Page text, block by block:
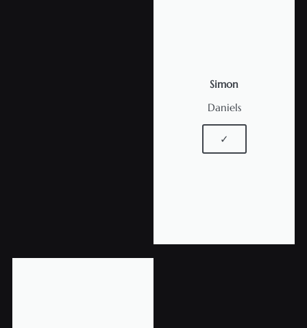
Simon
Daniels
✓